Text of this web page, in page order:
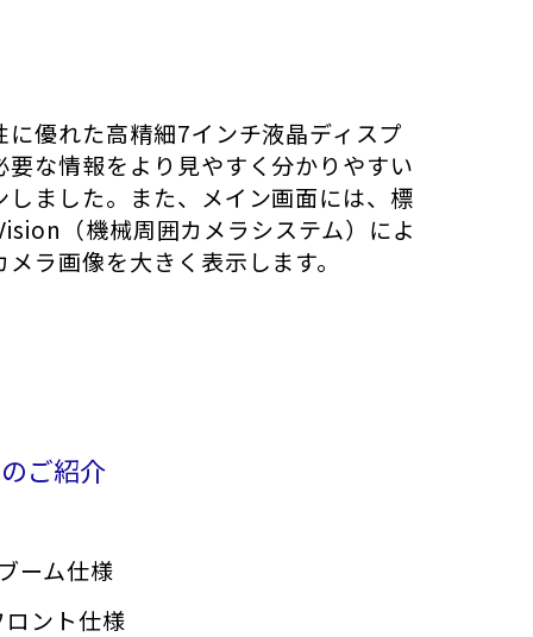
に優れた高精細7インチ液晶ディスプ
要な情報をより見やすく分かりやすい
しました。また、メイン画面には、標
（機械周囲カメラシステム）によ
ラ画像を大きく表示します。
ご紹介
ーム仕様
ント仕様